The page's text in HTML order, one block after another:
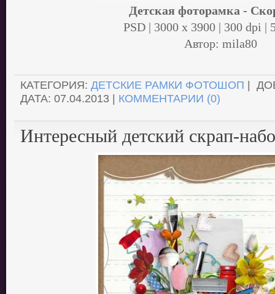
Детская фоторамка -
PSD | 3000 x 3900 | 300 dpi |
Автор: mila80
КАТЕГОРИЯ: ДЕТСКИЕ РАМКИ ФОТОШОП |
ДАТА: 07.04.2013 | КОММЕНТАРИИ (0)
Интересный детский скрап-